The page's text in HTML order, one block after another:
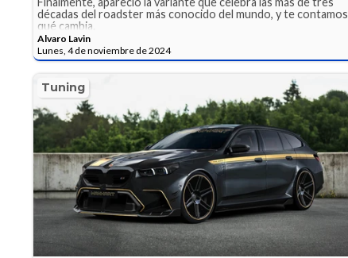
décadas del roadster más conocido del mundo, y te contamos
qué cambia.
Alvaro Lavin
Lunes, 4 de noviembre de 2024
Tuning